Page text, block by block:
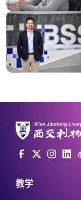
教学